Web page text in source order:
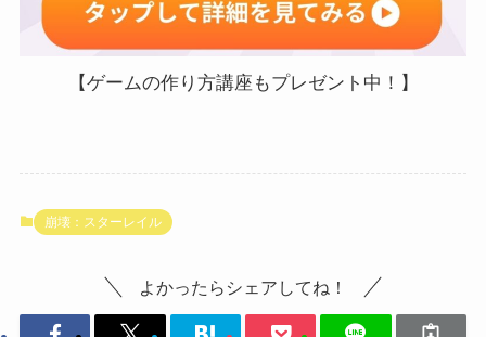
【ゲームの作り方講座もプレゼント中！】
崩壊：スターレイル
よかったらシェアしてね！